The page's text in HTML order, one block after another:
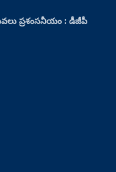
ప్రశంసనీయం : డీజీపీ